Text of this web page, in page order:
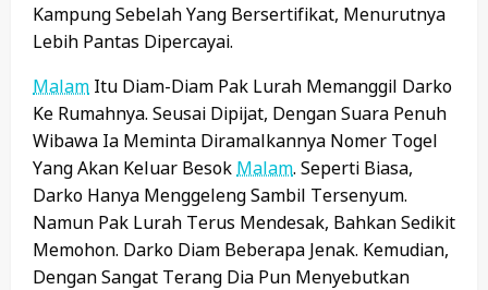
Kampung Sebelah Yang Bersertifikat, Menurutnya
Lebih Pantas Dipercayai.
Malam Itu Diam-Diam Pak Lurah Memanggil Darko
Ke Rumahnya. Seusai Dipijat, Dengan Suara Penuh
Wibawa Ia Meminta Diramalkannya Nomer Togel
Yang Akan Keluar Besok Malam. Seperti Biasa,
Darko Hanya Menggeleng Sambil Tersenyum.
Namun Pak Lurah Terus Mendesak, Bahkan Sedikit
Memohon. Darko Diam Beberapa Jenak. Kemudian,
Dengan Sangat Terang Dia Pun Menyebutkan